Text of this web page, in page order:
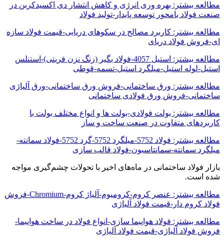
مطالعه بیشتر: بهره وری انرژی و کاهش انتشار دی اکسیدکربن در
صنعت فولاد بامحور توسعه پایدار-تولید فولاد
مطالعه بیشتر: کاربرد مصالح در سکوهای دریایی-قیمت فولاد سازه
ای-فروش فولاد دریای
مطالعه بیشتر: استیل 4057-فولاد بگیر (زنگ نزن فریتی)-استنلس
استیل-لوله استیل-میلگرد استیل-تسمه-قوطی
مطالعه بیشتر: ورق ساختمانی-فروش ورق ساختمانی-ورق آلیاژی
ساختمانی-فروش ورق فولادی ساختمانی
مطالعه بیشتر: بولت فولادی-بولت ها و انواع مختلف بولت با
کاربردهای متفاوت در صنعت ساخت و ساز
مطالعه بیشتر: فولاد 5752-میلگرد 5752-گرد 5752-فولاد سمانته-
میلگرد سمانته-سمانتاسیون-فولاد قالب سازی
بازار فولاد ساختمانی در ماه‌های اخیر با تحولات چشم‌گیری مواجه
شده است.
مطالعه بیشتر: عنصر کروم-کرومیوم-آلیاژ کروم-Chromium-فروش
فولاد کروم دار-قیمت فولاد آلیاژی
مطالعه بیشتر: فولاد هواپیما سازی-انواع فولاد در ساخت هواپیما-
فروش فولاد آلیاژی-قیمت فولاد آلیاژی